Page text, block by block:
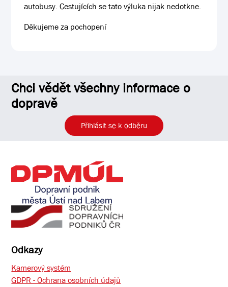
autobusy. Cestujících se tato výluka nijak nedotkne.
Děkujeme za pochopení
Chci vědět všechny informace o
dopravě
Přihlásit se k odběru
Odkazy
Kamerový systém
GDPR - Ochrana osobních údajů